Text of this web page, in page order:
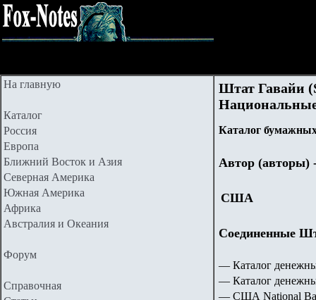
На главную
Каталог
Россия
Европа
Ближний Восток и Азия
Северная Америка
Южная Америка
Африка
Австралия и Океания
Форум
Справочная
Штат Гавайи
Каталог
Автор
США
Соединенные
— Каталог
— Каталог
— США National